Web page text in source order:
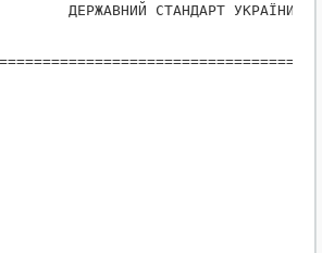
СТАНДАРТ УКРАЇНИ